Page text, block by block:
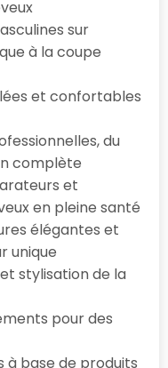
sur
à la coupe
et confortables
du
complète
et
en pleine santé
élégantes et
unique
stylisation de la
pour des
à base de produits